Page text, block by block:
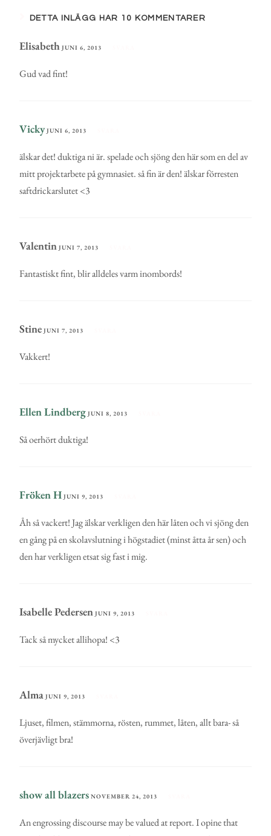
DETTA INLÄGG HAR 10 KOMMENTARER
Elisabeth JUNI 6, 2013
Gud vad fint!
Vicky JUNI 6, 2013
älskar det! duktiga ni är. spelade och sjöng den här som en del av
mitt projektarbete på gymnasiet. så fin är den! älskar förresten
saftdrickarslutet <3
Valentin JUNI 7, 2013
Fantastiskt fint, blir alldeles varm inombords!
Stine JUNI 7, 2013
Vakkert!
Ellen Lindberg JUNI 8, 2013
Så oerhört duktiga!
Fröken H JUNI 9, 2013
Åh så vackert! Jag älskar verkligen den här låten och vi sjöng den
en gång på en skolavslutning i högstadiet (minst åtta år sen) och
den har verkligen etsat sig fast i mig.
Isabelle Pedersen JUNI 9, 2013
Tack så mycket allihopa! <3
Alma JUNI 9, 2013
Ljuset, filmen, stämmorna, rösten, rummet, låten, allt bara- så
överjävligt bra!
show all blazers NOVEMBER 24, 2013
An engrossing discourse may be valued at report. I opine that